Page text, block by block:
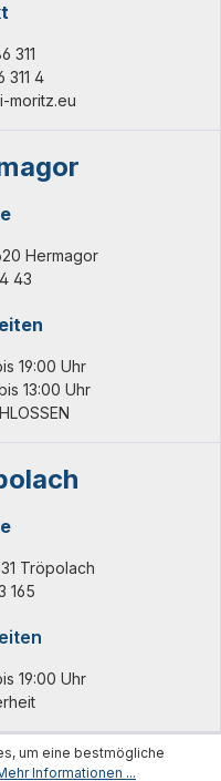
311
311 4
moritz.eu
Hermagor
43
19:00 Uhr
13:00 Uhr
Tröpolach
165
19:00 Uhr
um eine bestmögliche
Informationen ...